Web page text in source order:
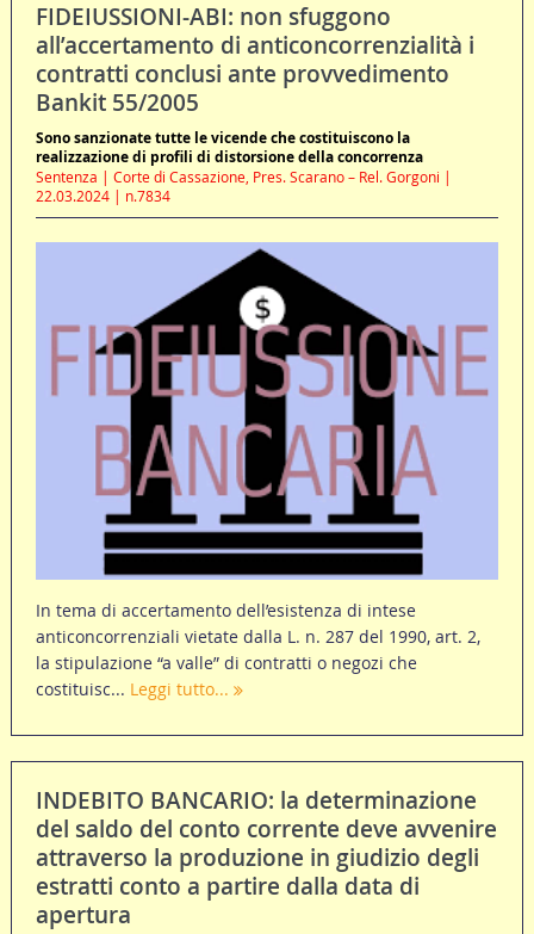
FIDEIUSSIONI-ABI: non sfuggono
all’accertamento di anticoncorrenzialità i
contratti conclusi ante provvedimento
Bankit 55/2005
Sono sanzionate tutte le vicende che costituiscono la
realizzazione di profili di distorsione della concorrenza
Sentenza | Corte di Cassazione, Pres. Scarano – Rel. Gorgoni |
22.03.2024 | n.7834
In tema di accertamento dell’esistenza di intese
anticoncorrenziali vietate dalla L. n. 287 del 1990, art. 2,
la stipulazione “a valle” di contratti o negozi che
costituisc... Leggi tutto...
INDEBITO BANCARIO: la determinazione
del saldo del conto corrente deve avvenire
attraverso la produzione in giudizio degli
estratti conto a partire dalla data di
apertura